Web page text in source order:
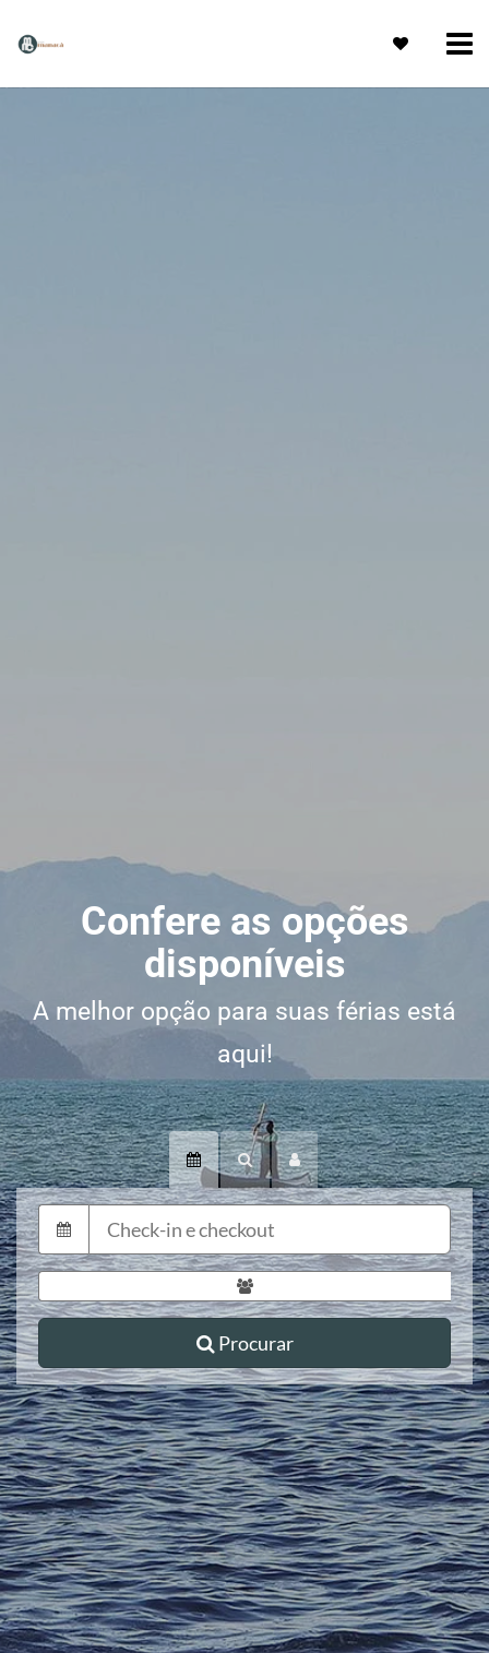
Confere as opções
disponíveis
A melhor opção para suas férias está
aqui!
Procurar